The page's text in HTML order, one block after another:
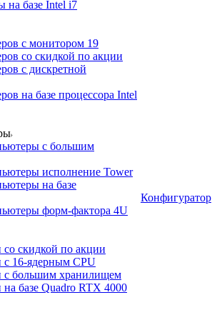
базе Intel i7
с монитором 19
со скидкой по акции
с дискретной
на базе процессора Intel
с большим
исполнение Tower
на базе
форм-фактора 4U
со скидкой по акции
с 16-ядерным CPU
с большим хранилищем
базе Quadro RTX 4000
Конфигуратор